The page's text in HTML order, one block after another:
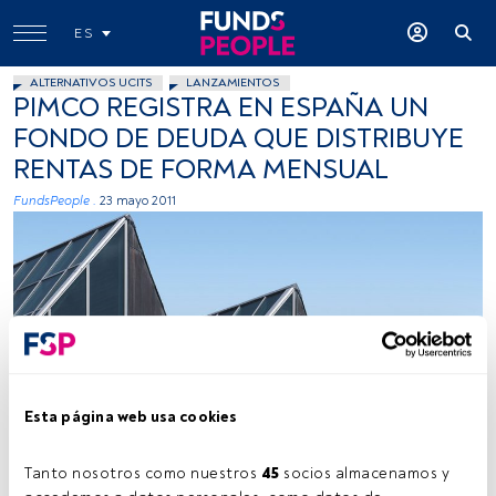
Esta página web usa cookies
Tanto nosotros como nuestros 45 socios almacenamos y
ES
ALTERNATIVOS UCITS LANZAMIENTOS
PIMCO REGISTRA EN ESPAÑA UN
FONDO DE DEUDA QUE DISTRIBUYE
RENTAS DE FORMA MENSUAL
FundsPeople . 23 mayo 2011
Tiempo lectura: 1 min.